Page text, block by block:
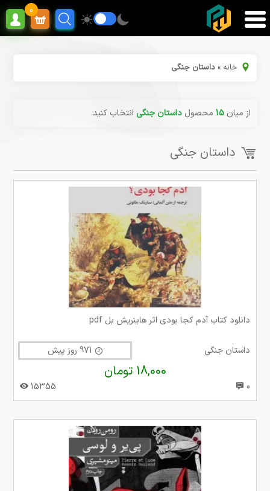
0
خانه »داستان جنگی
از میان15 محصولداستان جنگی انتخاب کنید.
داستان جنگی
دانلود کتاب آدم کجا بودی اثر هاینریش بل pdf
داستان جنگی
18,000 تومان
0
15355